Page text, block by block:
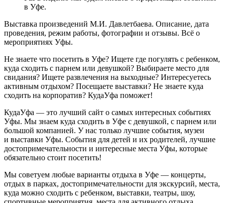
в Уфе.
Выставка произведений М.И. Давлетбаева. Описание, дата
проведения, режим работы, фотографии и отзывы. Всё о
мероприятиях Уфы.
Не знаете что посетить в Уфе? Ищете где погулять с ребенком,
куда сходить с парнем или девушкой? Выбираете место для
свидания? Ищете развлечения на выходные? Интересуетесь
активным отдыхом? Посещаете выставки? Не знаете куда
сходить на корпоратив? КудаУфа поможет!
КудаУфа — это лучший сайт о самых интересных событиях
Уфы. Мы знаем куда сходить в Уфе с девушкой, с парнем или
большой компанией. У нас только лучшие события, музеи
и выставки Уфы. События для детей и их родителей, лучшие
достопримечательности и интересные места Уфы, которые
обязательно стоит посетить!
Мы советуем любые варианты отдыха в Уфе — концерты,
отдых в парках, достопримечательности для экскурсий, места,
куда можно сходить с ребенком, выставки, театры, шоу,